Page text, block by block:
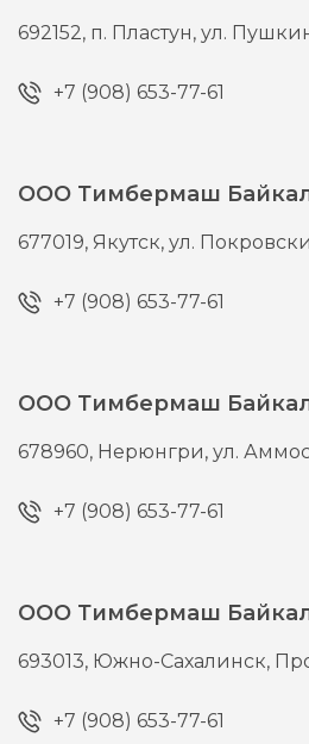
692152, п. Пластун,ул.
+7 (908) 653-77-61
ООО Тимбермаш
677019, Якутск,ул.
+7 (908) 653-77-61
ООО Тимбермаш
678960, Нерюнгри,ул.
+7 (908) 653-77-61
ООО Тимбермаш
693013, Южно-Сахалинск,
+7 (908) 653-77-61